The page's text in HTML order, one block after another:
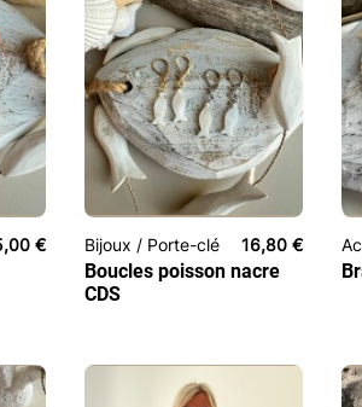
€ Bijoux / Porte-clé 16,80€
Boucles poisson nacre
CDS